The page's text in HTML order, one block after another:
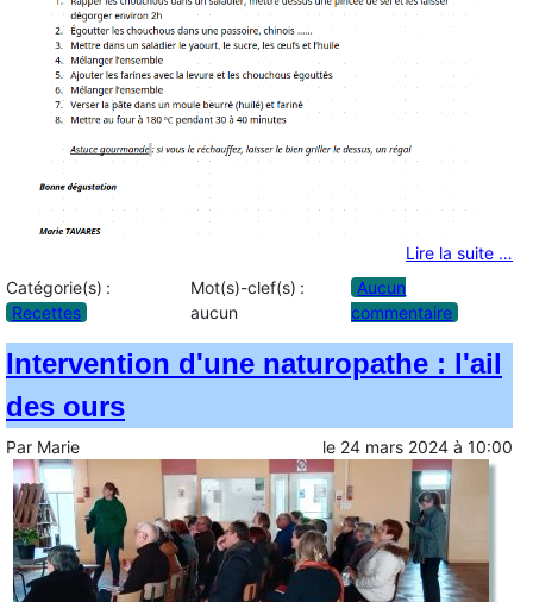
Lire la suite …
Catégorie(s) :
Recettes
Mot(s)-clef(s) :
aucun
Aucun
commentaire
Intervention d'une naturopathe : l'ail
des ours
Par Marie le 24 mars 2024 à 10:00